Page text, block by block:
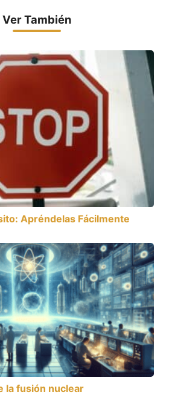
Ver También
Apréndelas Fácilmente
la fusión nuclear